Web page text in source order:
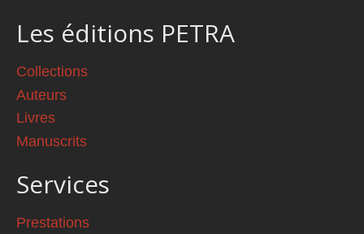
Les éditions PETRA
Collections
Auteurs
Livres
Manuscrits
Services
Prestations